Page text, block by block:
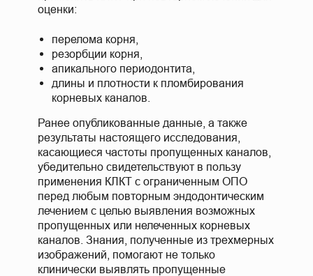
перелома корня,
резорбции корня,
апикального периодонтита,
длины и плотности к пломбирования
корневых каналов.
оценки:
Ранее опубликованные данные, а также
результаты настоящего исследования,
касающиеся частоты пропущенных каналов,
убедительно свидетельствуют в пользу
применения КЛКТ с ограниченным ОПО
перед любым повторным эндодонтическим
лечением с целью выявления возможных
пропущенных или нелеченных корневых
каналов. Знания, полученные из трехмерных
изображений, помогают не только
клинически выявлять пропущенные